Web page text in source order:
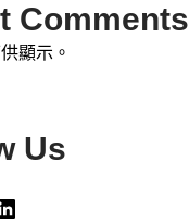
Comments
顯示。
Us